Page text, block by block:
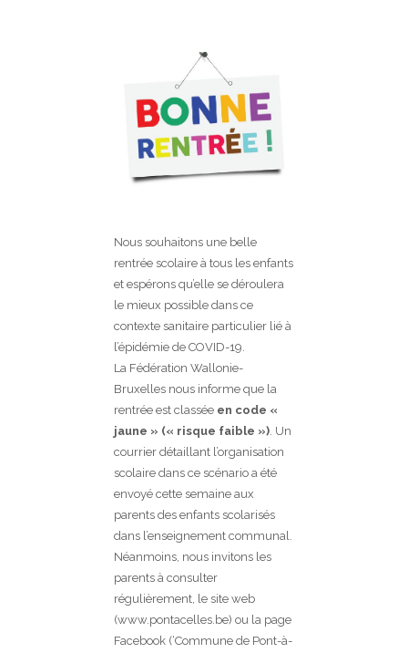
Nous souhaitons une belle
rentrée scolaire à tous les enfants
et espérons qu’elle se déroulera
le mieux possible dans ce
contexte sanitaire particulier lié à
l’épidémie de COVID-19.
La Fédération Wallonie-
Bruxelles nous informe que la
rentrée est classée en code «
jaune » (« risque faible ») . Un
courrier détaillant l’organisation
scolaire dans ce scénario a été
envoyé cette semaine aux
parents des enfants scolarisés
dans l’enseignement communal.
Néanmoins, nous invitons les
parents à consulter
régulièrement, le site web
(www.pontacelles.be) ou la page
Facebook (‘Commune de Pont-à-